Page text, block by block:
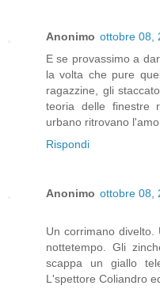
Anonimo ottobre 08,
E se provassimo a
la volta che pure
ragazzine, gli
teoria delle finestre
urbano ritrovano
Rispondi
Anonimo ottobre 08,
Un corrimano divelto.
nottetempo. Gli
scappa un giallo
L'spettore Coliandro